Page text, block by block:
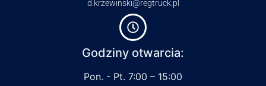
d.krzewinski@regtruck.pl
Godziny otwarcia:
Pon. - Pt. 7:00 – 15:00